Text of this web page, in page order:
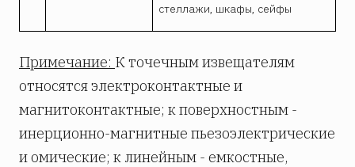
стеллажи, шкафы, сейфы
Примечание: К точечным извещателям
относятся электроконтактные и
магнитоконтактные; к поверхностным -
инерционно-магнитные пьезоэлектрические
и омические; к линейным - емкостные,